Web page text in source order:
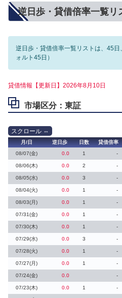
逆日歩・貸借倍率一覧リ
逆日歩・貸借倍率一覧リストは、45
ォルト45日）
貸借情報【更新日】2026年8月10日
市場区分：東証
月/日 逆日歩 日数 貸借倍率
08/07(金)
0.0 1 -
08/06(木) 0.0 2 -
08/05(水) 0.0 3 -
08/04(火) 0.0 1 -
08/03(月) 0.0 1 -
07/31(金) 0.0 1 -
07/30(木) 0.0 1 -
07/29(水) 0.0 3 -
07/28(火) 0.0 1 -
07/27(月) 0.0 1 -
07/24(金) 0.0 -
07/23(木) 0.0 1 -